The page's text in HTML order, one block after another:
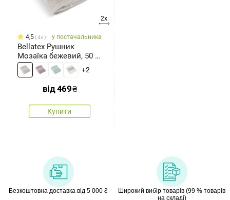
2x
4,5 4x у постачальника
Bellatex Рушник
Мозаїка бежевий, 50 x
100 см
+2
від469₴
Купити
Безкоштовна доставка від 5 000 ₴
Широкий вибір товарів (99 % товарів
на складі)